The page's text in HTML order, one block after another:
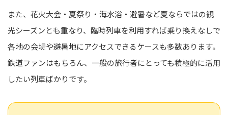
また、花火大会・夏祭り・海水浴・避暑など夏ならではの観
光シーズンとも重なり、臨時列車を利用すれば乗り換えなしで
各地の会場や避暑地にアクセスできるケースも多数あります。
鉄道ファンはもちろん、一般の旅行者にとっても積極的に活用
したい列車ばかりです。